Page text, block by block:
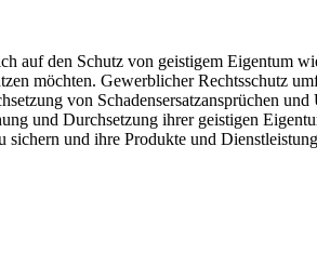
auf den Schutz von geistigem Eigentum
möchten. Gewerblicher Rechtsschutz
von Schadensersatzansprüchen
und Durchsetzung ihrer geistigen
und ihre Produkte und